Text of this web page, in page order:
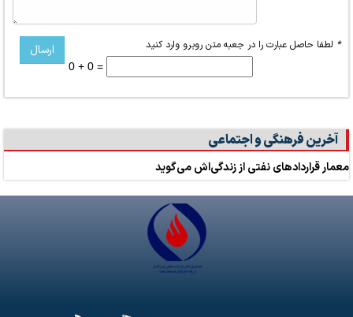
* لطفا حاصل عبارت را در جعبه متن روبرو وارد کنید
0 + 0 =
آخرین فرهنگی و اجتماعی
معمار قراردادهای نفتی از زندگی‌اش می‌گوید